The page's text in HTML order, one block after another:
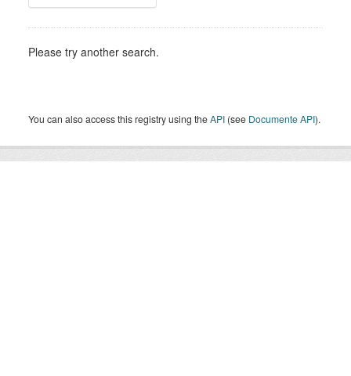
Please try another search.
You can also access this registry using theAPI (see Documente API).